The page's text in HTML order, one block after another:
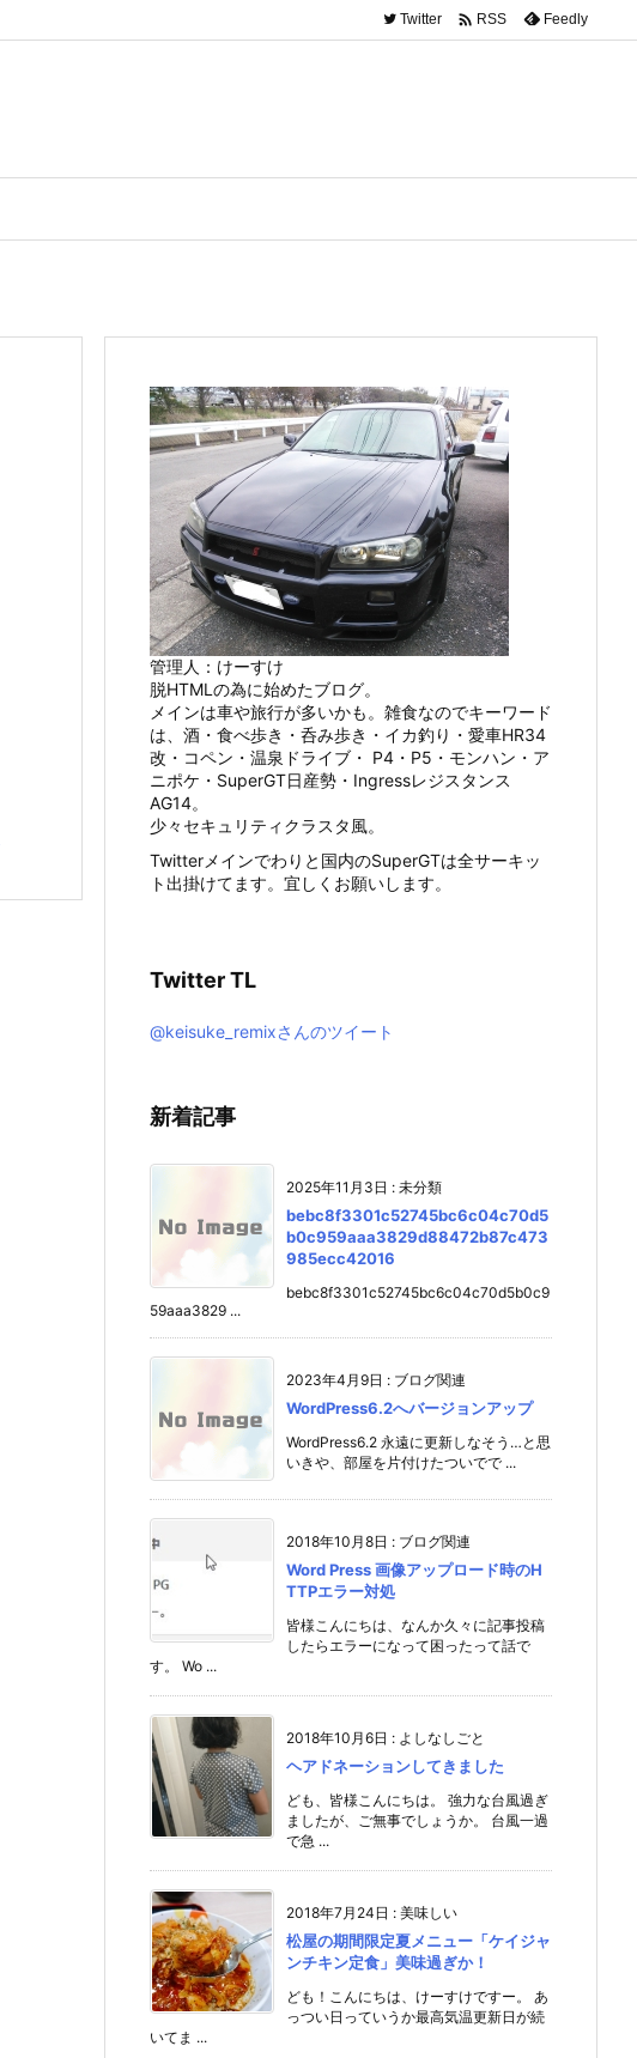
Twitter  RSS Feedly
管理人：けーすけ
脱HTMLの為に始めたブログ。
メインは車や旅行が多いかも。雑食なのでキーワード
は、酒・食べ歩き・呑み歩き・イカ釣り・愛車HR34
改・コペン・温泉ドライブ・ P4・P5・モンハン・ア
ニポケ・SuperGT日産勢・Ingressレジスタンス
AG14。
少々セキュリティクラスタ風。
Twitterメインでわりと国内のSuperGTは全サーキッ
ト出掛けてます。宜しくお願いします。
Twitter TL
@keisuke_remixさんのツイート
新着記事
2025年11月3日 : 未分類
bebc8f3301c52745bc6c04c70d5
b0c959aaa3829d88472b87c473
985ecc42016
bebc8f3301c52745bc6c04c70d5b0c9
59aaa3829 ...
2023年4月9日 : ブログ関連
WordPress6.2へバージョンアップ
WordPress6.2 永遠に更新しなそう…と思
いきや、部屋を片付けたついでで ...
2018年10月8日 : ブログ関連
Word Press 画像アップロード時のH
TTPエラー対処
皆様こんにちは、なんか久々に記事投稿
したらエラーになって困ったって話で
す。 Wo ...
2018年10月6日 : よしなしごと
ヘアドネーションしてきました
ども、皆様こんにちは。 強力な台風過ぎ
ましたが、ご無事でしょうか。 台風一過
で急 ...
2018年7月24日 : 美味しい
松屋の期間限定夏メニュー「ケイジャ
ンチキン定食」美味過ぎか！
ども！こんにちは、けーすけですー。 あ
っつい日っていうか最高気温更新日が続
いてま ...